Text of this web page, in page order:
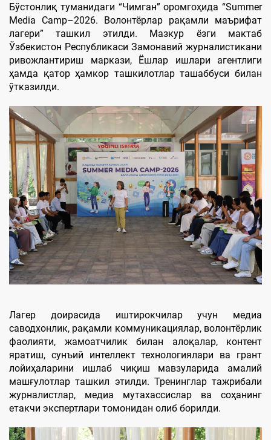
Бўстонлиқ туманидаги “Чимган” оромгоҳида “Summer
Media Camp–2026. Волонтёрлар рақамли маърифат
лагери” ташкил этилди. Мазкур ёзги мактаб
Ўзбекистон Республикаси Замонавий журналистикани
ривожлантириш маркази, Ёшлар ишлари агентлиги
ҳамда қатор ҳамкор ташкилотлар ташаббуси билан
ўтказилди.
Лагер доирасида иштирокчилар учун медиа
саводхонлик, рақамли коммуникациялар, волонтёрлик
фаолияти, жамоатчилик билан алоқалар, контент
яратиш, сунъий интеллект технологиялари ва грант
лойиҳаларини ишлаб чиқиш мавзуларида амалий
машғулотлар ташкил этилди. Тренинглар тажрибали
журналистлар, медиа мутахассислар ва соҳанинг
етакчи экспертлари томонидан олиб борилди.